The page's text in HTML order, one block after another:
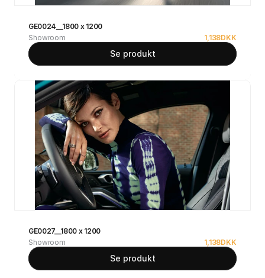
GE0024__1800 x 1200
Showroom
1,138DKK
Se produkt
GE0027__1800 x 1200
Showroom
1,138DKK
Se produkt